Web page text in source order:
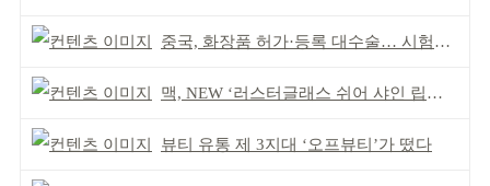
중국, 화장품 허가·등록 대수술… 시험자료 공용 허용
맥, NEW ‘러스터글래스 쉬어 샤인 립스틱’ 출시
뷰티 유통 제 3지대 ‘오프뷰티’가 떴다